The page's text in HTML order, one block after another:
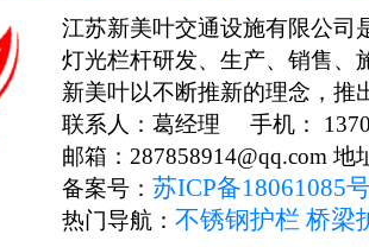
江苏新美叶交通设施有限公司
灯光栏杆研发、生产、销售、
新美叶以不断推新的理念，推
联系人：葛经理 手机：
邮箱：287858914@qq.com
备案号： 苏ICP备18061085
热门导航： 不锈钢护栏 桥梁